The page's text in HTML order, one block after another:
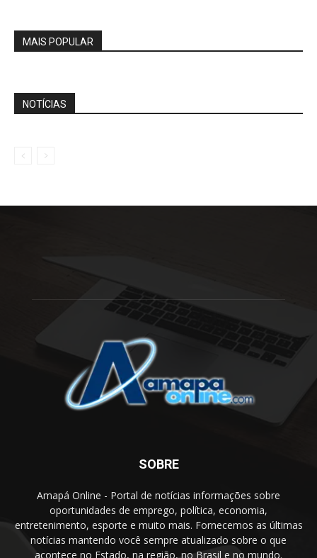
MAIS POPULAR
NOTÍCIAS
SOBRE
Amapá Online - Portal de notícias informações sobre
oportunidades de emprego, política, economia,
entretenimento, esporte e muito mais. Fornecemos as últimas
notícias mantendo você sempre atualizado sobre o que
acontece no Estado, na região, no Brasil e no mundo.